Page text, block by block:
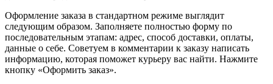
Оформление заказа в стандартном режиме выглядит
следующим образом. Заполняете полностью форму по
последовательным этапам: адрес, способ доставки, оплаты,
данные о себе. Советуем в комментарии к заказу написать
информацию, которая поможет курьеру вас найти. Нажмите
кнопку «Оформить заказ».